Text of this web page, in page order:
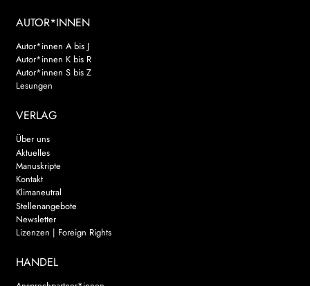
AUTOR*INNEN
Autor*innen A bis J
Autor*innen K bis R
Autor*innen S bis Z
Lesungen
VERLAG
Über uns
Aktuelles
Manuskripte
Kontakt
Klimaneutral
Stellenangebote
Newsletter
Lizenzen | Foreign Rights
HANDEL